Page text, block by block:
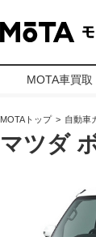
MOTA車買取
MOTAトップ 自動車
マツダ